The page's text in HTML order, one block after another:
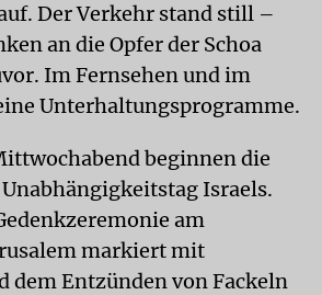
Der Verkehr stand still –
an die Opfer der Schoa
Im Fernsehen und im
Unterhaltungsprogramme.
beginnen die
Israels.
am
markiert mit
dem Entzünden von Fackeln